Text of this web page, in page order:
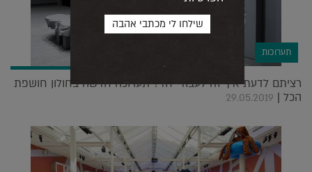
תערוכות
רציתם לדעת איך זה לעבוד יחד? תערוכה חדשה בחולון חושפת
הכל | 29.05.2019